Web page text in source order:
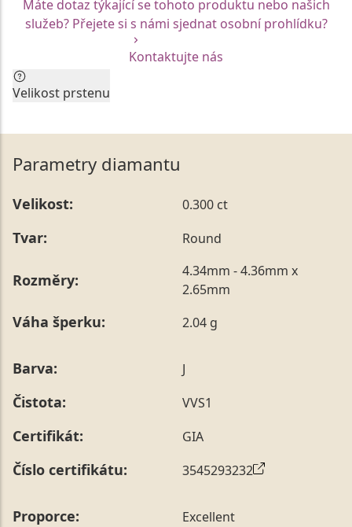
Máte dotaz týkající se tohoto produktu nebo našich
služeb? Přejete si s námi sjednat osobní prohlídku?
Kontaktujte nás
Velikost prstenu
Vaše rozhodnutí. Každý z prstenů Vám rádi na míru
upravíme.
Vzhledem k unikátní mezinárodní certifikaci jsou
konkrétní velikosti. Tu je možné nechat kdykoliv
upravit prostřednictvím našich služeb na Vámi
ale také až po následném obdarování.
Vámi preferovanou velikost můžete uvést přímo do
sdělit během jejího telefonického ověření, které z naší
Pro sdělení skladové velikosti tohoto konkrétního
kontaktovat
Parametry diamantu
Velikost: 0.300 ct
Tvar: Round
Rozměry:
4.34mm - 4.36mm x
2.65mm
Váha šperku: 2.04 g
Barva: J
Čistota: VVS1
Certifikát: GIA
Číslo certifikátu: 3545293232
Proporce: Excellent